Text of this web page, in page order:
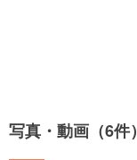
写真・動画（6件）